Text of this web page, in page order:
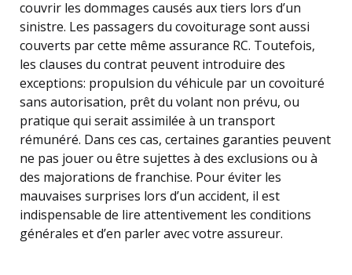
couvrir les dommages causés aux tiers lors d’un
sinistre. Les passagers du covoiturage sont aussi
couverts par cette même assurance RC. Toutefois,
les clauses du contrat peuvent introduire des
exceptions: propulsion du véhicule par un covoituré
sans autorisation, prêt du volant non prévu, ou
pratique qui serait assimilée à un transport
rémunéré. Dans ces cas, certaines garanties peuvent
ne pas jouer ou être sujettes à des exclusions ou à
des majorations de franchise. Pour éviter les
mauvaises surprises lors d’un accident, il est
indispensable de lire attentivement les conditions
générales et d’en parler avec votre assureur.